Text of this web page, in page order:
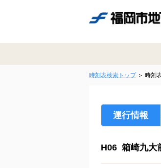
時刻表検索トップ 時刻
運行情報
H06 箱崎九大